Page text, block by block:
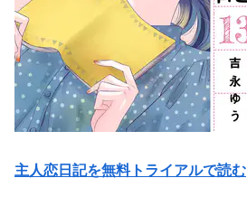
主人恋日記を無料トライアルで読む